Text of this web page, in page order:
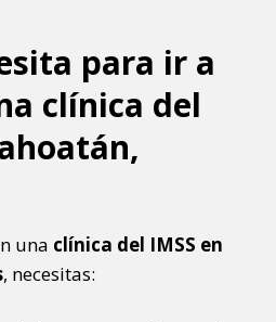
para ir a
clínica del
una clínica del IMSS en
, necesitas: